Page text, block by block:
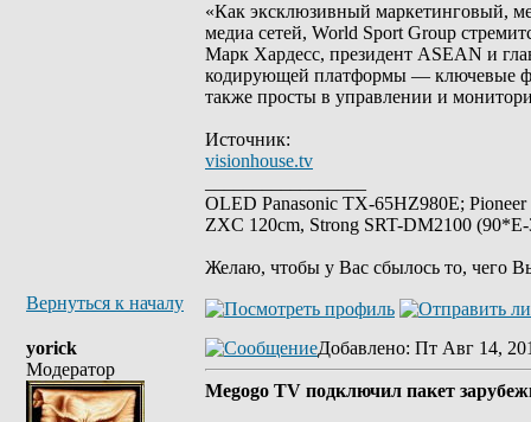
«Как эксклюзивный маркетинговый,
медиа сетей, World Sport Group
Марк Хардесс, президент ASEAN и
кодирующей платформы — ключевые
также просты в управлении и
Источник:
visionhouse.tv
OLED Panasonic TX-65HZ980E;
ZXC 120cm, Strong SRT-DM2100
Желаю, чтобы у Вас сбылось то, чего
Вернуться к началу
yorick
Модератор
Добавлено: Пт Авг 14,
Megogo TV подключил пакет